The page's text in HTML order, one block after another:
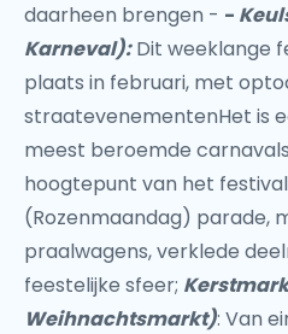
daarheen brengen - -
Karneval):Dit weeklange
plaats in februari, met
straatevenementenHet is
meest beroemde
hoogtepunt van het
(Rozenmaandag) parade,
praalwagens, verklede
feestelijke sfeer;
Weihnachtsmarkt): Van